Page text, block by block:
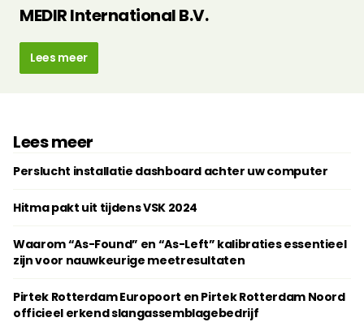
MEDIR International B.V.
Lees meer
Lees meer
Perslucht installatie dashboard achter uw computer
Hitma pakt uit tijdens VSK 2024
Waarom “As-Found” en “As-Left” kalibraties essentieel
zijn voor nauwkeurige meetresultaten
Pirtek Rotterdam Europoort en Pirtek Rotterdam Noord
officieel erkend slangassemblagebedrijf